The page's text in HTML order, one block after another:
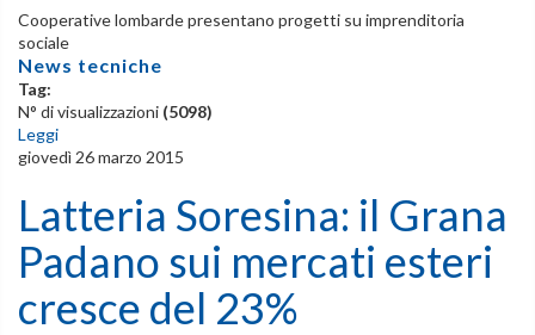
Cooperative lombarde presentano progetti su imprenditoria
sociale
News tecniche
Tag:
N° di visualizzazioni (5098)
Leggi
giovedì 26 marzo 2015
Latteria Soresina: il Grana
Padano sui mercati esteri
cresce del 23%